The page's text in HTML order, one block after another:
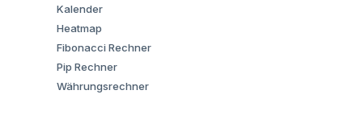
Kalender
Heatmap
Fibonacci Rechner
Pip Rechner
Währungsrechner